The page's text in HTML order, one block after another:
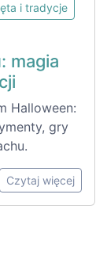
i tradycje
magia
Halloween:
gry
Czytaj więcej